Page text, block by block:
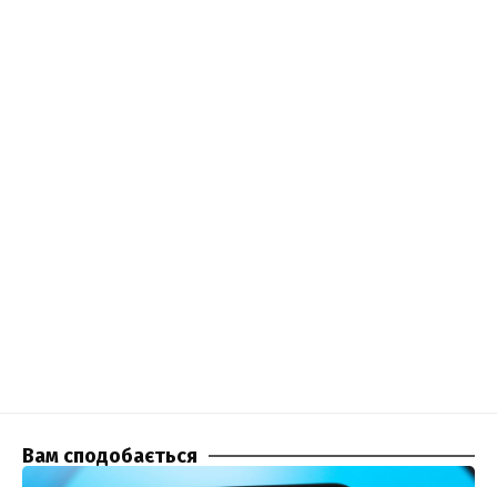
Вам сподобається